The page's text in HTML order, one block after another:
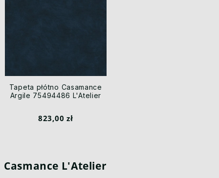
Tapeta płótno Casamance
Argile 75494486 L'Atelier
823,00 zł
Casmance L'Atelier